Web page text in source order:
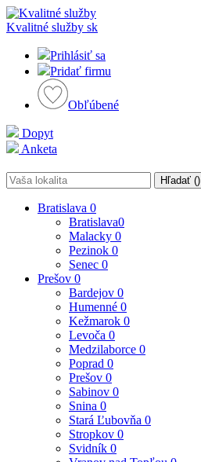
Kvalitné služby sk
Prihlásiť sa
Pridať firmu
Obľúbené
Dopyt
Anketa
Hľadať ()
Bratislava 0
Bratislava0
Malacky 0
Pezinok 0
Senec 0
Prešov 0
Bardejov 0
Humenné 0
Kežmarok 0
Levoča 0
Medzilaborce 0
Poprad 0
Prešov 0
Sabinov 0
Snina 0
Stará Ľubovňa 0
Stropkov 0
Svidník 0